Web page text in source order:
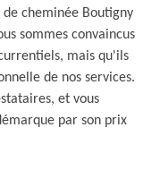
cheminée Boutigny
sommes convaincus
mais qu'ils
de nos services.
et vous
par son prix